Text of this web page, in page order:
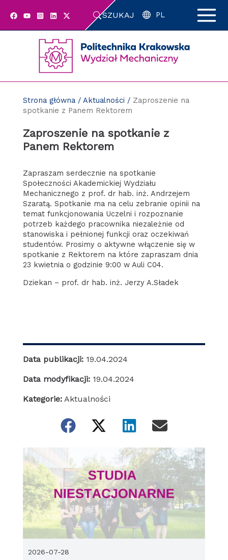
SZUKAJ PL
Strona główna/ Aktualności / Zaproszenie na
spotkanie z Panem Rektorem
Zaproszenie na spotkanie z
Panem Rektorem
Zapraszam serdecznie na spotkanie
Społeczności Akademickiej Wydziału
Mechanicznego z prof. dr hab. inż. Andrzejem
Szaratą. Spotkanie ma na celu zebranie opinii na
temat funkcjonowania Uczelni i rozpoznanie
potrzeb każdego pracownika niezależnie od
stanowiska i pełnionej funkcji oraz oczekiwań
studentów. Prosimy o aktywne włączenie się w
spotkanie z Rektorem na które zapraszam dnia
23 kwietnia o godzinie 9:00 w Auli C04.
Dziekan – prof. dr hab. inż. Jerzy A.Sładek
Data publikacji: 19.04.2024
Data modyfikacji: 19.04.2024
Kategorie: Aktualności
2026-07-28